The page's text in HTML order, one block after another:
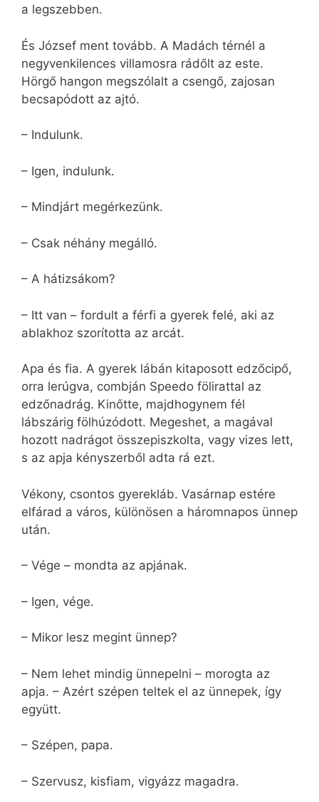
a legszebben.
És József ment tovább. A Madách térnél a
negyvenkilences villamosra rádőlt az este.
Hörgő hangon megszólalt a csengő, zajosan
becsapódott az ajtó.
– Indulunk.
– Igen, indulunk.
– Mindjárt megérkezünk.
– Csak néhány megálló.
– A hátizsákom?
– Itt van – fordult a férfi a gyerek felé, aki az
ablakhoz szorította az arcát.
Apa és fia. A gyerek lábán kitaposott edzőcipő,
orra lerúgva, combján Speedo fölirattal az
edzőnadrág. Kinőtte, majdhogynem fél
lábszárig fölhúzódott. Megeshet, a magával
hozott nadrágot összepiszkolta, vagy vizes lett,
s az apja kényszerből adta rá ezt.
Vékony, csontos gyerekláb. Vasárnap estére
elfárad a város, különösen a háromnapos ünnep
után.
– Vége – mondta az apjának.
– Igen, vége.
– Mikor lesz megint ünnep?
– Nem lehet mindig ünnepelni – morogta az
apja. – Azért szépen teltek el az ünnepek, így
együtt.
– Szépen, papa.
– Szervusz, kisfiam, vigyázz magadra.